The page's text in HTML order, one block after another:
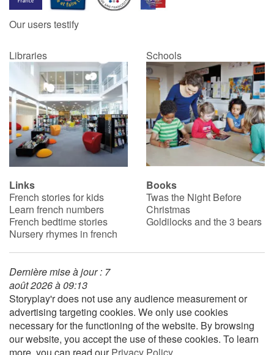
Our users testify
Libraries Schools
Links
French stories for kids
Learn french numbers
French bedtime stories
Nursery rhymes in french
Books
Twas the Night Before
Christmas
Goldilocks and the 3 bears
Dernière mise à jour : 7
août 2026 à 09:13
Storyplay'r does not use any audience measurement or
advertising targeting cookies. We only use cookies
necessary for the functioning of the website. By browsing
our website, you accept the use of these cookies. To learn